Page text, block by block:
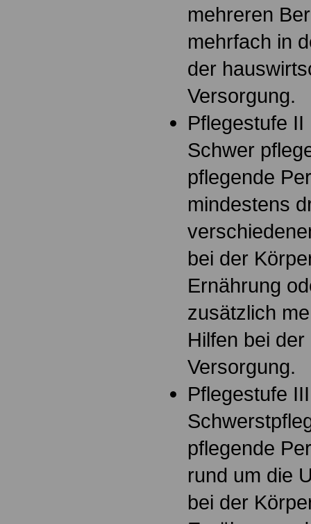
mehreren
mehrfach in
der
Versorgung.
Pflegestufe II
Schwer
pflegende
mindestens
bei der
Ernährung
zusätzlich
Hilfen bei
Versorgung.
Pflegestufe III
pflegende
rund um die
bei der